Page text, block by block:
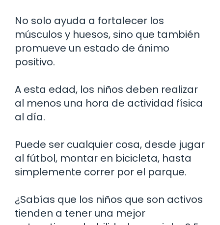
No solo ayuda a fortalecer los
músculos y huesos, sino que también
promueve un estado de ánimo
positivo.
A esta edad, los niños deben realizar
al menos una hora de actividad física
al día.
Puede ser cualquier cosa, desde jugar
al fútbol, montar en bicicleta, hasta
simplemente correr por el parque.
¿Sabías que los niños que son activos
tienden a tener una mejor